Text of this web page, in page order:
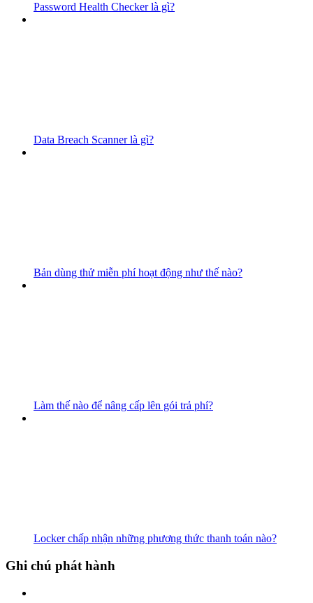
Password Health Checker là gì?
Data Breach Scanner là gì?
Bản dùng thử miễn phí hoạt động như thế nào?
Làm thế nào để nâng cấp lên gói trả phí?
Locker chấp nhận những phương thức thanh toán nào?
Ghi chú phát hành